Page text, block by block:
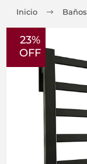
Inicio Baños
23%
OFF